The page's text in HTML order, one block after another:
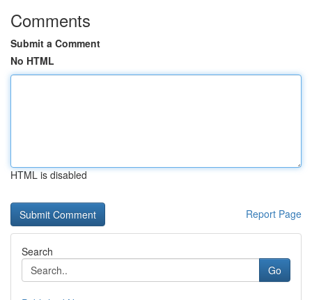
Comments
Submit a Comment
No HTML
HTML is disabled
Report Page
Search
Go